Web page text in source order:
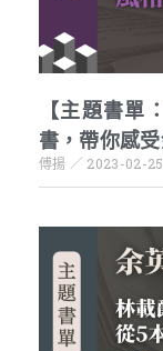
【主題書單
書，帶你感
傅揚 2023-02-25